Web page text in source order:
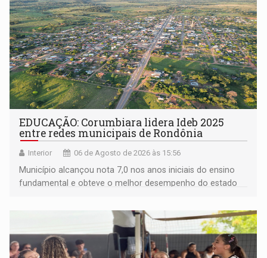
EDUCAÇÃO: Corumbiara lidera Ideb 2025
entre redes municipais de Rondônia
Interior 06 de Agosto de 2026 às 15:56
Município alcançou nota 7,0 nos anos iniciais do ensino
fundamental e obteve o melhor desempenho do estado